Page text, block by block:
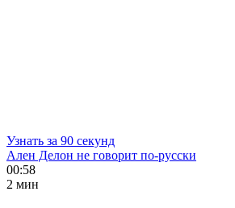
Узнать за 90 секунд
Ален Делон не говорит по-русски
00:58
2 мин